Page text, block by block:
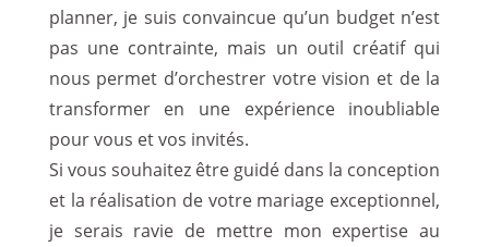
planner, je suis convaincue qu’un budget n’est
pas une contrainte, mais un outil créatif qui
nous permet d’orchestrer votre vision et de la
transformer en une expérience inoubliable
pour vous et vos invités.
Si vous souhaitez être guidé dans la conception
et la réalisation de votre mariage exceptionnel,
je serais ravie de mettre mon expertise au